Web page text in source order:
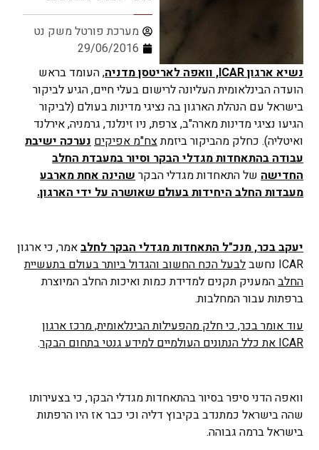
מערכת פורטל משק נט
29/06/2016
נשיא ארגוןICAR, וואפה לאריטסן מדניה, העומד בראש
הועדה הבינלאומית העליונה לרישום בעלי חיים, הגיע לביקור
בישראל עם הנהלת הארגון בה נציגי מדינות בעולם (לביקור
הגיעו נציגי מדינות מארה"ב, צרפת, ניו זינלנד, גרמניה, אירלנד
ואיטליה). כחלק מהביקור ביזמתצח"מ אפיקיםנערכה ישיבת
עבודה בהתאחדות מגדלי הבקר וסיור במעבדת החלב
החדישהשל התאחדות מגדלי הבקרשהינה אחת מארבע
מעבדות החלב היחידות בעולם שאושרה על ידי הארגון.
יעקב בכר, מנכ"ל התאחדות מגדלי הבקר לחלבאמר, כי ארגון
ICAR נחשב
לבעל הכח החשוב והגדול ביותר בעולם בתעשיית
החלבהמעניק תקנים למדידת כמות ואיכות החלב המיוצרת
ברפתות עבור המחלבות.
עוד אומר בכר, כי חלק מהפעילות הבינלאומית, מרכז ארגון
ICARאת כלל הנתונים העולמיים למידע גנטי בתחום הבקר.
וואפה הדני סיפר בסיור בהתאחדות מגדלי הבקר, כי בצעירותו
שהה בישראל כמתנדב בקיבוץ דליה וכי כבר אז היו הרפתות
בישראל ברמה גבוהה.